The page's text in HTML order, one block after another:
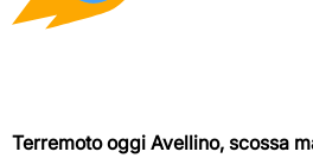
Terremoto oggi Avellino, scossa